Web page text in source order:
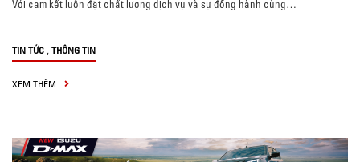
Với cam kết luôn đặt chất lượng dịch vụ và sự đồng hành cùng…
TIN TỨC , THÔNG TIN
XEM THÊM